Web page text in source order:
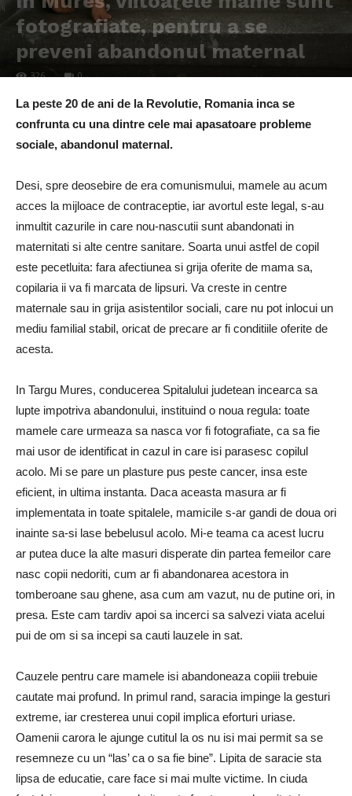
fotografiate, pentru a se
preveni abandonul maternal
326 0
La peste 20 de ani de la Revolutie, Romania inca se
confrunta cu una dintre cele mai apasatoare probleme
sociale, abandonul maternal.
Desi, spre deosebire de era comunismului, mamele au acum
acces la mijloace de contraceptie, iar avortul este legal, s-au
inmultit cazurile in care nou-nascutii sunt abandonati in
maternitati si alte centre sanitare. Soarta unui astfel de copil
este pecetluita: fara afectiunea si grija oferite de mama sa,
copilaria ii va fi marcata de lipsuri. Va creste in centre
maternale sau in grija asistentilor sociali, care nu pot inlocui un
mediu familial stabil, oricat de precare ar fi conditiile oferite de
acesta.
In Targu Mures, conducerea Spitalului judetean incearca sa
lupte impotriva abandonului, instituind o noua regula: toate
mamele care urmeaza sa nasca vor fi fotografiate, ca sa fie
mai usor de identificat in cazul in care isi parasesc copilul
acolo. Mi se pare un plasture pus peste cancer, insa este
eficient, in ultima instanta. Daca aceasta masura ar fi
implementata in toate spitalele, mamicile s-ar gandi de doua ori
inainte sa-si lase bebelusul acolo. Mi-e teama ca acest lucru
ar putea duce la alte masuri disperate din partea femeilor care
nasc copii nedoriti, cum ar fi abandonarea acestora in
tomberoane sau ghene, asa cum am vazut, nu de putine ori, in
presa. Este cam tardiv apoi sa incerci sa salvezi viata acelui
pui de om si sa incepi sa cauti lauzele in sat.
Cauzele pentru care mamele isi abandoneaza copiii trebuie
cautate mai profund. In primul rand, saracia impinge la gesturi
extreme, iar cresterea unui copil implica eforturi uriase.
Oamenii carora le ajunge cutitul la os nu isi mai permit sa se
resemneze cu un “las’ ca o sa fie bine”. Lipita de saracie sta
lipsa de educatie, care face si mai multe victime. In ciuda